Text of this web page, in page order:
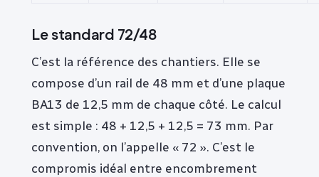
Le standard 72/48
C’est la référence des chantiers. Elle se
compose d’un rail de 48 mm et d’une plaque
BA13 de 12,5 mm de chaque côté. Le calcul
est simple : 48 + 12,5 + 12,5 = 73 mm. Par
convention, on l’appelle « 72 ». C’est le
compromis idéal entre encombrement